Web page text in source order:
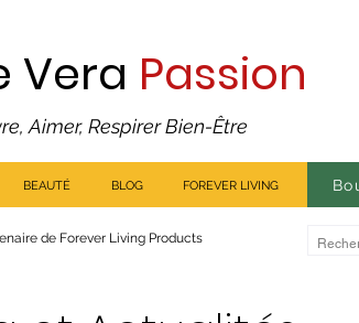
Aimer, Respirer Bien-Être
Vera Passion
BEAUTÉ BLOG FOREVER LIVING
de Forever Living Products